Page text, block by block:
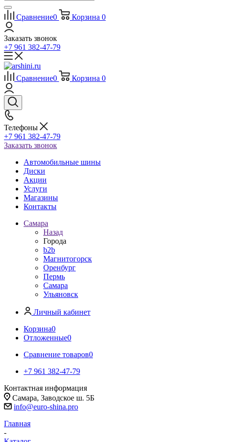
Сравнение0 Корзина 0
Заказать звонок
+7 961 382-47-79
Сравнение0 Корзина 0
Телефоны
+7 961 382-47-79
Заказать звонок
Автомобильные шины
Диски
Акции
Услуги
Магазины
Контакты
Самара
Назад
Города
b2b
Магнитогорск
Оренбург
Пермь
Самара
Ульяновск
Личный кабинет
Корзина0
Отложенные0
Сравнение товаров0
+7 961 382-47-79
Контактная информация
Самара, Заводское ш. 5Б
info@euro-shina.pro
Главная
-